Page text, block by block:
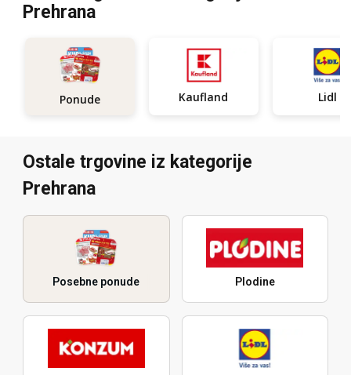
Prehrana
Ponude Kaufland Lidl
Ostale trgovine iz kategorije
Prehrana
Posebne ponude Plodine